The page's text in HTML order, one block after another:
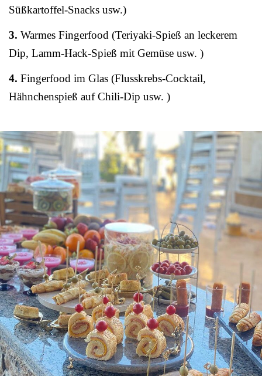
Süßkartoffel-Snacks usw.)
3. Warmes Fingerfood (Teriyaki-Spieß an leckerem
Dip, Lamm-Hack-Spieß mit Gemüse usw. )
4. Fingerfood im Glas (Flusskrebs-Cocktail,
Hähnchenspieß auf Chili-Dip usw. )